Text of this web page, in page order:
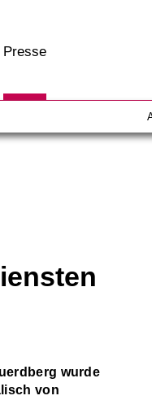
Presse
wurde
von